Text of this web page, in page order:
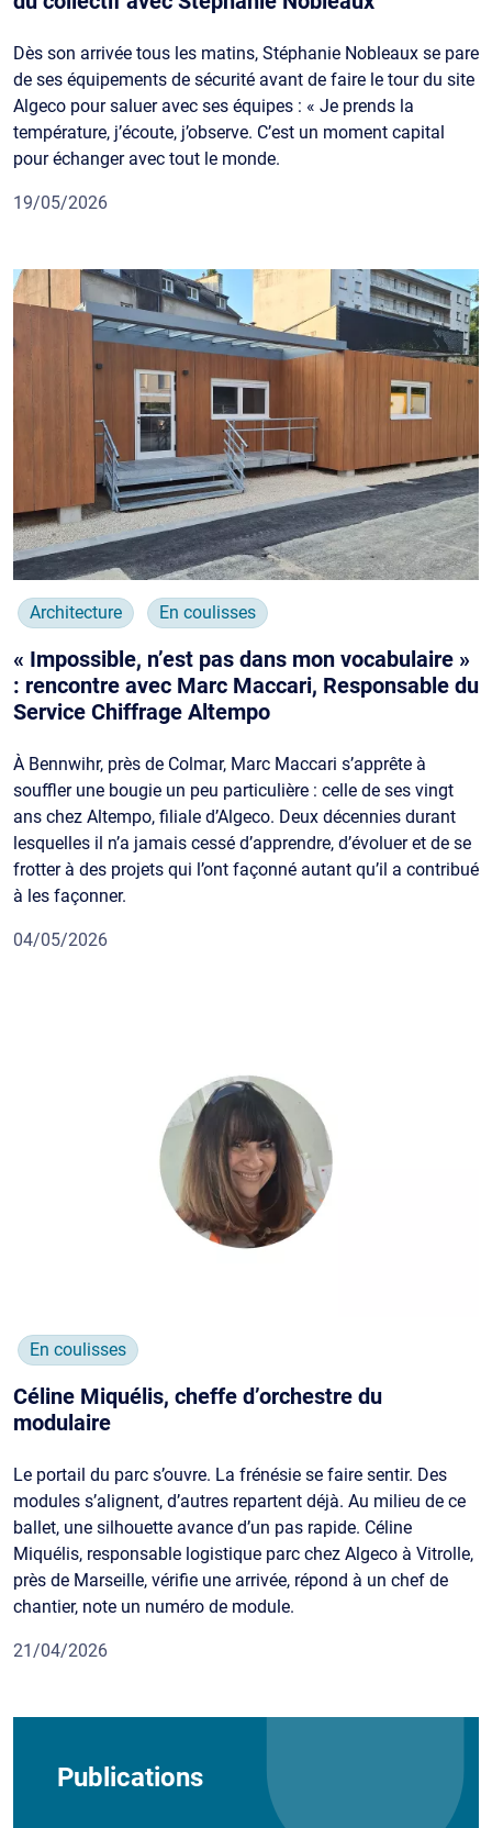
Dès son arrivée tous les matins, Stéphanie Nobleaux se pare
de ses équipements de sécurité avant de faire le tour du site
Algeco pour saluer avec ses équipes : « Je prends la
température, j’écoute, j’observe. C’est un moment capital
pour échanger avec tout le monde.
19/05/2026
Architecture En coulisses
« Impossible, n’est pas dans mon vocabulaire »
: rencontre avec Marc Maccari, Responsable du
Service Chiffrage Altempo
À Bennwihr, près de Colmar, Marc Maccari s’apprête à
souffler une bougie un peu particulière : celle de ses vingt
ans chez Altempo, filiale d’Algeco. Deux décennies durant
lesquelles il n’a jamais cessé d’apprendre, d’évoluer et de se
frotter à des projets qui l’ont façonné autant qu’il a contribué
à les façonner.
04/05/2026
En coulisses
Céline Miquélis, cheffe d’orchestre du
modulaire
Le portail du parc s’ouvre. La frénésie se faire sentir. Des
modules s’alignent, d’autres repartent déjà. Au milieu de ce
ballet, une silhouette avance d’un pas rapide. Céline
Miquélis, responsable logistique parc chez Algeco à Vitrolle,
près de Marseille, vérifie une arrivée, répond à un chef de
chantier, note un numéro de module.
21/04/2026
Publications